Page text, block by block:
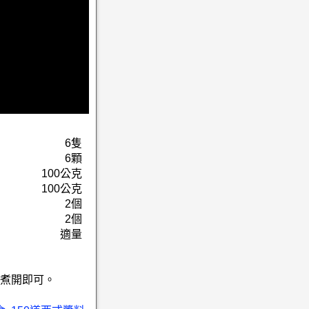
6隻
6顆
100公克
100公克
2個
2個
適量
開即可。